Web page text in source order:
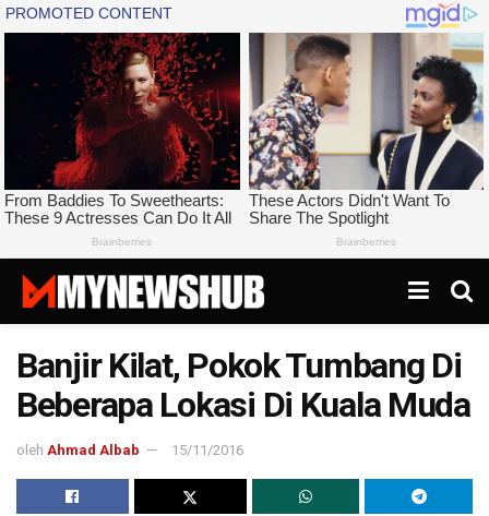
Banjir Kilat, Pokok Tumbang Di
Beberapa Lokasi Di Kuala Muda
oleh Ahmad Albab 15/11/2016